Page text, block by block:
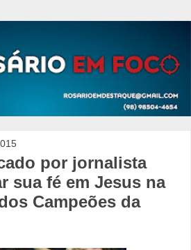
por jornalista
sua fé em Jesus na
Campeões da